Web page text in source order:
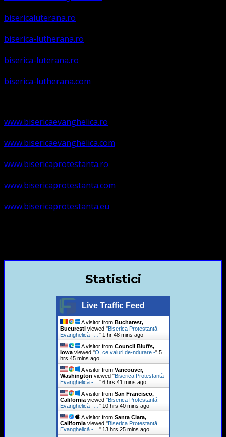
bisericaluterana.ro
biserica-lutherana.ro
biserica-luterana.ro
biserica-lutherana.com
www.bisericaevanghelica.ro
www.bisericaevanghelica.com
www.bisericaprotestanta.ro
www.bisericaprotestanta.com
www.bisericaprotestanta.eu
Statistici
Live Traffic Feed
A visitor from Bucharest,
Bucurestiviewed "Biserica Protestantă
Evanghelică -… " 1 hr 48 mins ago
A visitor from Council Bluffs,
Iowaviewed "O, ce valuri de-ndurare -" 5
hrs 45 mins ago
A visitor from Vancouver,
Washington viewed "Biserica Protestantă
Evanghelică -… " 6 hrs 41 mins ago
A visitor from San Francisco,
Californiaviewed "Biserica Protestantă
Evanghelică -… " 10 hrs 40 mins ago
A visitor from Santa Clara,
Californiaviewed "Biserica Protestantă
Evanghelică -… " 13 hrs 25 mins ago